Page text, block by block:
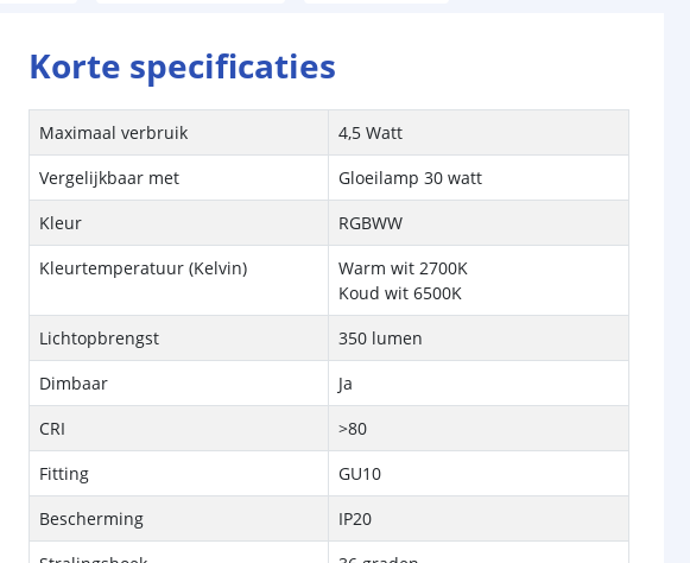
Korte specificaties
Maximaal verbruik
4,5 Watt
Vergelijkbaar met
Gloeilamp 30 watt
Kleur
RGBWW
Kleurtemperatuur (Kelvin)
Warm wit 2700K
Koud wit 6500K
Lichtopbrengst
350 lumen
Dimbaar
Ja
CRI
>80
Fitting
GU10
Bescherming
IP20